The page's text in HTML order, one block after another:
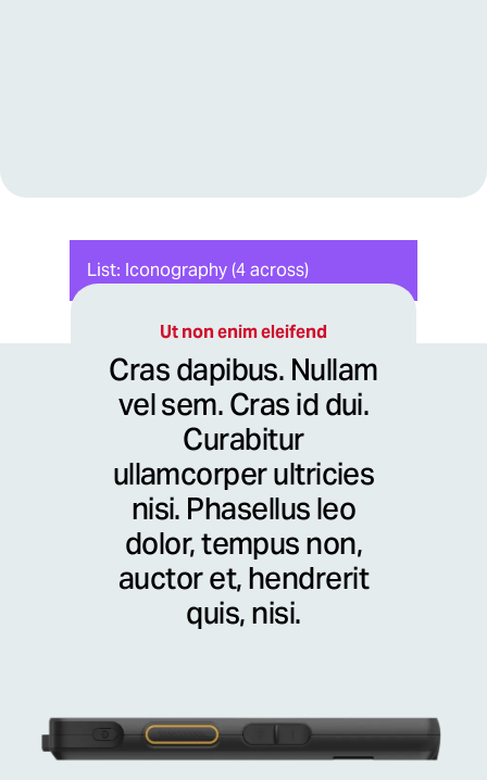
List: Iconography (4 across)
Praesent nec nisl a purus
Ut non enim eleifend
Cras dapibus. Nullam
vel sem. Cras id dui.
Curabitur
ullamcorper ultricies
nisi. Phasellus leo
dolor, tempus non,
auctor et, hendrerit
quis, nisi.